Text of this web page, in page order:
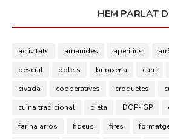
HEM PARLAT
activitats amanides aperitius
bescuit
bolets brioixeria carn
civada
cooperatives croquetes
cuina tradicional
dieta DOP-IGP
farina arròs
fideus fires